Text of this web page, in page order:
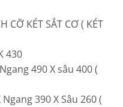
CỠ KÉT SẮT CƠ ( KÉT
430
490 X sâu 400 (
390 X Sâu 260 (